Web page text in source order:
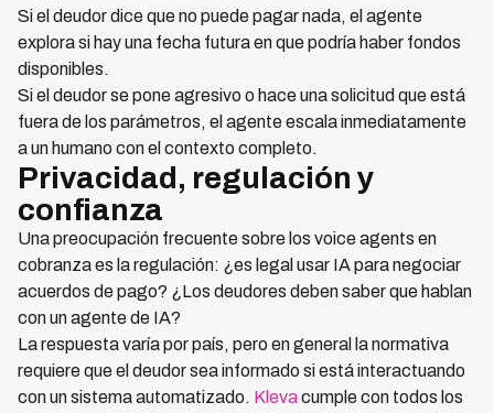
Si el deudor dice que no puede pagar nada, el agente
explora si hay una fecha futura en que podría haber fondos
disponibles.
Si el deudor se pone agresivo o hace una solicitud que está
fuera de los parámetros, el agente escala inmediatamente
a un humano con el contexto completo.
Privacidad, regulación y
confianza
Una preocupación frecuente sobre los voice agents en
cobranza es la regulación: ¿es legal usar IA para negociar
acuerdos de pago? ¿Los deudores deben saber que hablan
con un agente de IA?
La respuesta varía por país, pero en general la normativa
requiere que el deudor sea informado si está interactuando
con un sistema automatizado. Klevacumple con todos los